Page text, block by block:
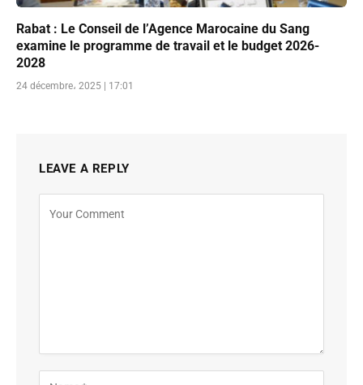
Rabat : Le Conseil de l’Agence Marocaine du Sang
examine le programme de travail et le budget 2026-
2028
24 décembre، 2025 | 17:01
LEAVE A REPLY